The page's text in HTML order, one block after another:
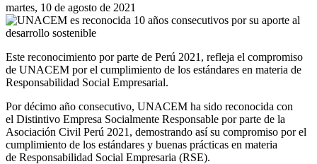
martes, 10 de agosto de 2021
Este reconocimiento por parte de Perú 2021, refleja el compromiso
de UNACEM por el cumplimiento de los estándares en materia de
Responsabilidad Social Empresarial.
Por décimo año consecutivo, UNACEM ha sido reconocida con
el Distintivo Empresa Socialmente Responsable por parte de la
Asociación Civil Perú 2021, demostrando así su compromiso por el
cumplimiento de los estándares y buenas prácticas en materia
de Responsabilidad Social Empresaria (RSE).